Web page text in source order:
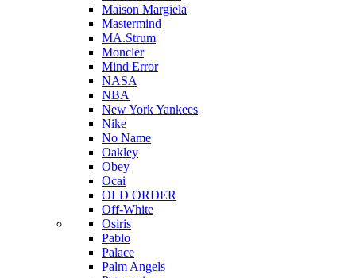
Maison Margiela
Mastermind
MA.Strum
Moncler
Mind Error
NASA
NBA
New York Yankees
Nike
No Name
Oakley
Obey
Ocai
OLD ORDER
Off-White
Osiris
Pablo
Palace
Palm Angels